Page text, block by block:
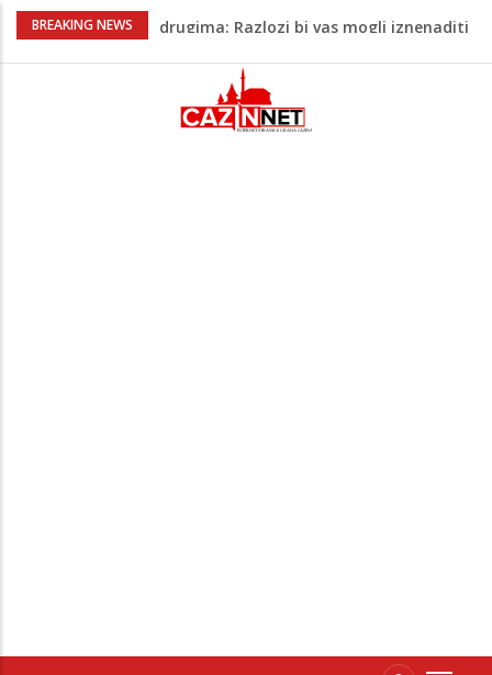
BREAKING NEWS
Barbarez o igračima iz dijaspore: Da su
"birali", a ne pripadali
Cazin: Bećirović i Ogrešević otvorili Muzej
„Kuća Nurije Pozderca“